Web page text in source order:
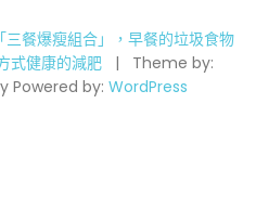
三餐爆瘦組合」，早餐的垃圾食物
式健康的減肥
Theme by:
Powered by: WordPress